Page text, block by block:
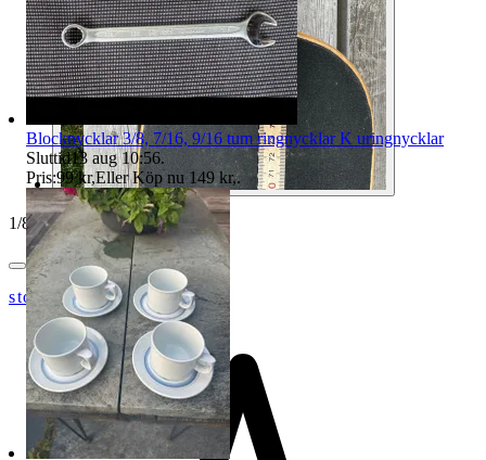
1/8
stortjatarn
Blocknycklar 3/8, 7/16, 9/16 tum ringnycklar K uringnycklar
Sluttid13 aug 10:56.
Pris:99 kr,Eller Köp nu 149 kr,.